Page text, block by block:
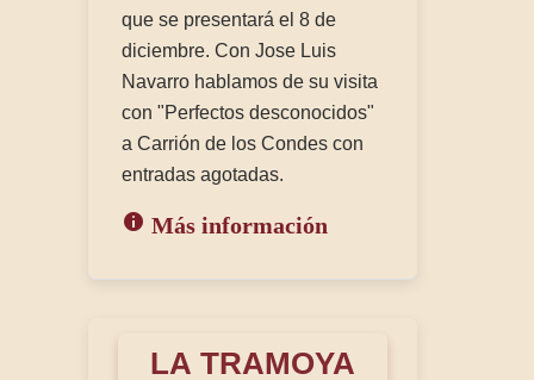
que se presentará el 8 de
diciembre. Con Jose Luis
Navarro hablamos de su visita
con "Perfectos desconocidos"
a Carrión de los Condes con
entradas agotadas.
Más información
LA TRAMOYA